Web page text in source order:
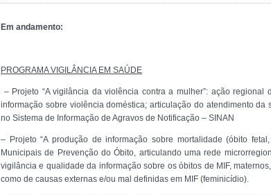
Em andamento:
PROGRAMA VIGILÂNCIA EM SAÚDE
– Projeto “A vigilância da violência contra a mulher”: ação
informação sobre violência doméstica; articulação do atendimento
no Sistema de Informação de Agravos de Notificação – SINAN
– Projeto “A produção de informação sobre mortalidade (óbito
Municipais de Prevenção do Óbito, articulando uma rede
vigilância e qualidade da informação sobre os óbitos de MIF,
como de causas externas e/ou mal definidas em MIF (feminicídio).